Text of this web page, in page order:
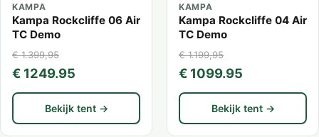
KAMPA
Kampa Rockcliffe 06 Air
TC Demo
€ 1.399,95
€ 1249.95
Bekijk tent →
KAMPA
Kampa Rockcliffe 04 Air
TC Demo
€ 1.199,95
€ 1099.95
Bekijk tent →